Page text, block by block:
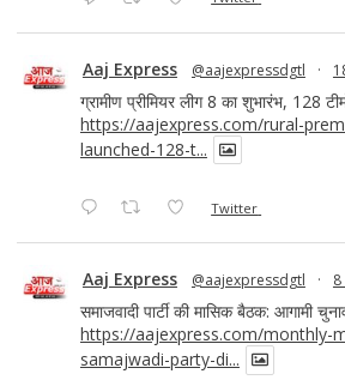
Aaj Express @aajexpressdgtl ·
ग्रामीण प्रीमियर लीग 8 का शुभारंभ, 128
https://aajexpress.com/rural-
launched-128-t...
Twitter
Aaj Express @aajexpressdgtl ·
समाजवादी पार्टी की मासिक बैठक: आगामी
https://aajexpress.com/monthly-
samajwadi-party-di...